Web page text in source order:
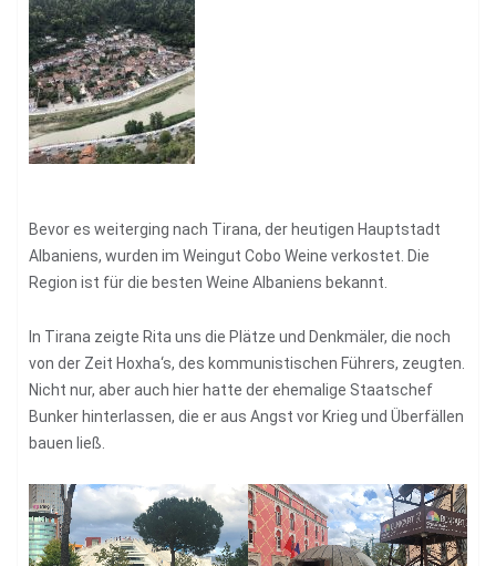
Bevor es weiterging nach Tirana, der heutigen Hauptstadt
Albaniens, wurden im Weingut Cobo Weine verkostet. Die
Region ist für die besten Weine Albaniens bekannt.
In Tirana zeigte Rita uns die Plätze und Denkmäler, die noch
von der Zeit Hoxha‘s, des kommunistischen Führers, zeugten.
Nicht nur, aber auch hier hatte der ehemalige Staatschef
Bunker hinterlassen, die er aus Angst vor Krieg und Überfällen
bauen ließ.